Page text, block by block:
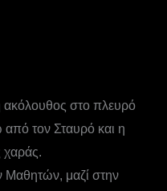
στο πλευρό
τον Σταυρό και η
χαράς.
Μαθητών, μαζί στην